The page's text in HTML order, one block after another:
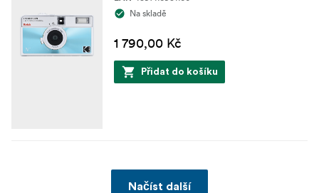
Na skladě
1 790,00 Kč
Přidat do košíku
Načíst další